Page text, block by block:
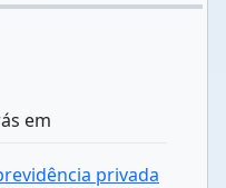
em
privada